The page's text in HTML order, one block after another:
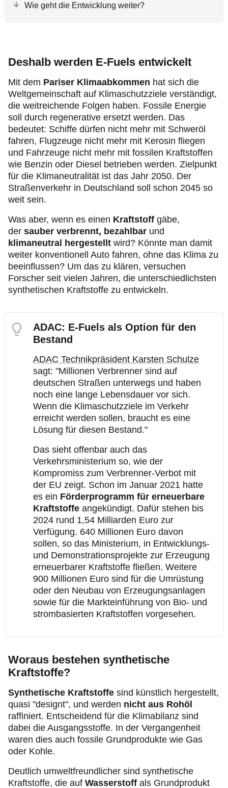
Wie geht die Entwicklung weiter?
Deshalb werden E-Fuels entwickelt
Mit dem Pariser Klimaabkommen hat sich die
Weltgemeinschaft auf Klimaschutzziele verständigt,
die weitreichende Folgen haben. Fossile Energie
soll durch regenerative ersetzt werden. Das
bedeutet: Schiffe dürfen nicht mehr mit Schweröl
fahren, Flugzeuge nicht mehr mit Kerosin fliegen
und Fahrzeuge nicht mehr mit fossilen Kraftstoffen
wie Benzin oder Diesel betrieben werden. Zielpunkt
für die Klimaneutralität ist das Jahr 2050. Der
Straßenverkehr in Deutschland soll schon 2045 so
weit sein.
Was aber, wenn es einen Kraftstoff gäbe,
der sauber verbrennt, bezahlbar und
klimaneutral hergestellt wird? Könnte man damit
weiter konventionell Auto fahren, ohne das Klima zu
beeinflussen? Um das zu klären, versuchen
Forscher seit vielen Jahren, die unterschiedlichsten
synthetischen Kraftstoffe zu entwickeln.
ADAC: E-Fuels als Option für den
Bestand
ADAC Technikpräsident Karsten Schulze
sagt: "Millionen Verbrenner sind auf
deutschen Straßen unterwegs und haben
noch eine lange Lebensdauer vor sich.
Wenn die Klimaschutzziele im Verkehr
erreicht werden sollen, braucht es eine
Lösung für diesen Bestand."
Das sieht offenbar auch das
Verkehrsministerium so, wie der
Kompromiss zum Verbrenner-Verbot mit
der EU zeigt. Schon im Januar 2021 hatte
es ein Förderprogramm für erneuerbare
Kraftstoffe angekündigt. Dafür stehen bis
2024 rund 1,54 Milliarden Euro zur
Verfügung. 640 Millionen Euro davon
sollen, so das Ministerium, in Entwicklungs-
und Demonstrationsprojekte zur Erzeugung
erneuerbarer Kraftstoffe fließen. Weitere
900 Millionen Euro sind für die Umrüstung
oder den Neubau von Erzeugungsanlagen
sowie für die Markteinführung von Bio- und
strombasierten Kraftstoffen vorgesehen.
Woraus bestehen synthetische
Kraftstoffe?
Synthetische Kraftstoffe sind künstlich hergestellt,
quasi "designt", und werden nicht aus Rohöl
raffiniert. Entscheidend für die Klimabilanz sind
dabei die Ausgangsstoffe. In der Vergangenheit
waren dies auch fossile Grundprodukte wie Gas
oder Kohle.
Deutlich umweltfreundlicher sind synthetische
Kraftstoffe, die auf Wasserstoff als Grundprodukt